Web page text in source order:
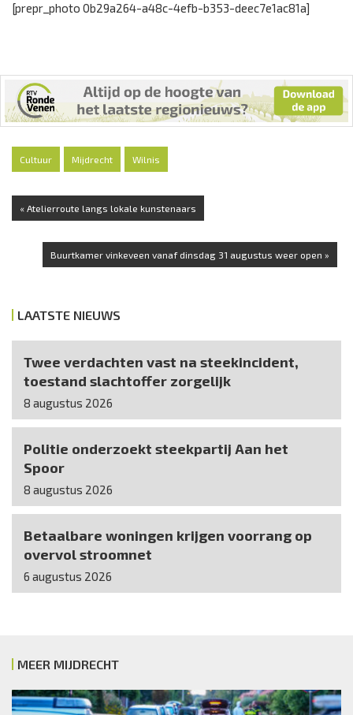
[prepr_photo 0b29a264-a48c-4efb-b353-deec7e1ac81a]
Cultuur Mijdrecht Wilnis
« Atelierroute langs lokale kunstenaars
Buurtkamer vinkeveen vanaf dinsdag 31 augustus weer open »
LAATSTE NIEUWS
Twee verdachten vast na steekincident,
toestand slachtoffer zorgelijk
8 augustus 2026
Politie onderzoekt steekpartij Aan het
Spoor
8 augustus 2026
Betaalbare woningen krijgen voorrang op
overvol stroomnet
6 augustus 2026
MEER MIJDRECHT